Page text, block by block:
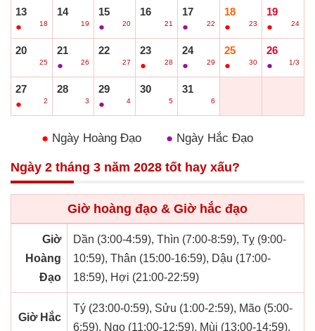
13
●
18
14
19
15
●
20
16
21
17
●
22
18
●
23
19
●
24
20
25
21
●
26
22
27
23
●
28
24
●
29
25
●
30
26
●
1/3
27
●
2
28
3
29
●
4
30
5
31
6
● Ngày Hoàng Đạo ● Ngày Hắc Đạo
Ngày 2 tháng 3 năm 2028 tốt hay xấu?
Giờ hoàng đạo & Giờ hắc đạo
Giờ
Hoàng
Đạo
Dần (3:00-4:59), Thìn (7:00-8:59), Tỵ (9:00-
10:59), Thân (15:00-16:59), Dậu (17:00-
18:59), Hợi (21:00-22:59)
Giờ Hắc
Tý (23:00-0:59), Sửu (1:00-2:59), Mão (5:00-
6:59), Ngọ (11:00-12:59), Mùi (13:00-14:59),